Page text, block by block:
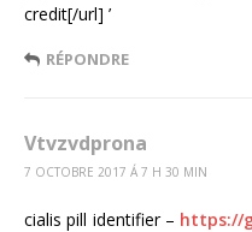
credit[/url] ’
RÉPONDRE
Vtvzvdprona
7 OCTOBRE 2017 Á 7 H 30 MIN
cialis pill identifier – https://